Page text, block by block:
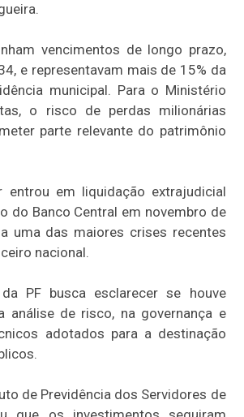
vencimentos de longo prazo,
e representavam mais de 15% da
municipal. Para o Ministério
o risco de perdas milionárias
parte relevante do patrimônio
entrou em liquidação extrajudicial
do Banco Central em novembro de
uma das maiores crises recentes
nacional.
PF busca esclarecer se houve
análise de risco, na governança e
adotados para a destinação
de Previdência dos Servidores de